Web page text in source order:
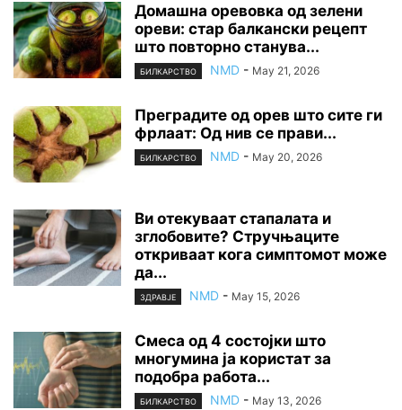
Домашна оревовка од зелени
ореви: стар балкански рецепт
што повторно станува...
БИЛКАРСТВО NMD - May 21, 2026
Преградите од орев што сите ги
фрлаат: Од нив се прави...
БИЛКАРСТВО NMD - May 20, 2026
Ви отекуваат стапалата и
зглобовите? Стручњаците
откриваат кога симптомот може
да...
ЗДРАВЈЕ NMD - May 15, 2026
Смеса од 4 состојки што
многумина ја користат за
подобра работа...
БИЛКАРСТВО NMD - May 13, 2026